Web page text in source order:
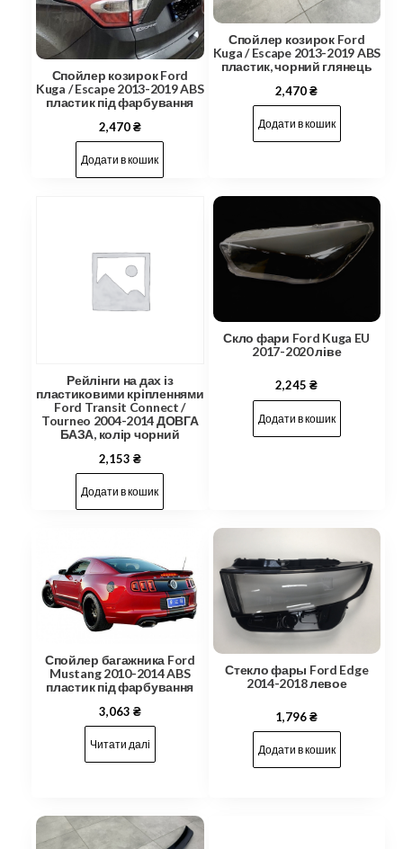
Спойлер козирок Ford
Kuga / Escape 2013-2019 ABS
пластик під фарбування
2,470₴
Додати в кошик
Спойлер козирок Ford
Kuga / Escape 2013-2019 ABS
пластик, чорний глянець
2,470₴
Додати в кошик
Рейлінги на дах із
пластиковими кріпленнями
Ford Transit Connect /
Tourneo 2004-2014 ДОВГА
БАЗА, колір чорний
2,153 ₴
Додати в кошик
Скло фари Ford Kuga EU
2017-2020 ліве
2,245₴
Додати в кошик
Спойлер багажника Ford
Mustang 2010-2014 ABS
пластик під фарбування
3,063 ₴
Читати далі
Стекло фары Ford Edge
2014-2018 левое
1,796₴
Додати в кошик